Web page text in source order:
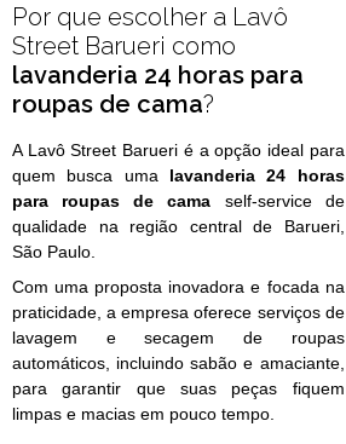
Por que escolher a Lavô
Street Barueri como
lavanderia 24 horas para
roupas de cama?
A Lavô Street Barueri é a opção ideal para
quem busca uma lavanderia 24 horas
para roupas de cama self-service de
qualidade na região central de Barueri,
São Paulo.
Com uma proposta inovadora e focada na
praticidade, a empresa oferece serviços de
lavagem e secagem de roupas
automáticos, incluindo sabão e amaciante,
para garantir que suas peças fiquem
limpas e macias em pouco tempo.